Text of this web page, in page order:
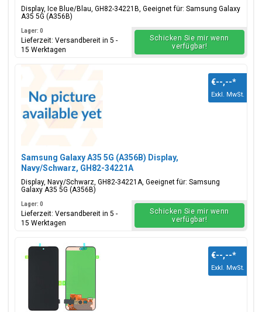
Display, Ice Blue/Blau, GH82-34221B, Geeignet für: Samsung Galaxy
A35 5G (A356B)
Lager: 0
Lieferzeit: Versandbereit in 5 -
15 Werktagen
Schicken Sie mir wenn
verfügbar!
Samsung Galaxy A35 5G (A356B) Display,
Navy/Schwarz, GH82-34221A
Display, Navy/Schwarz, GH82-34221A, Geeignet für: Samsung
Galaxy A35 5G (A356B)
€--,--*
Exkl. MwSt.
Lager: 0
Lieferzeit: Versandbereit in 5 -
15 Werktagen
Schicken Sie mir wenn
verfügbar!
€--,--*
Exkl. MwSt.